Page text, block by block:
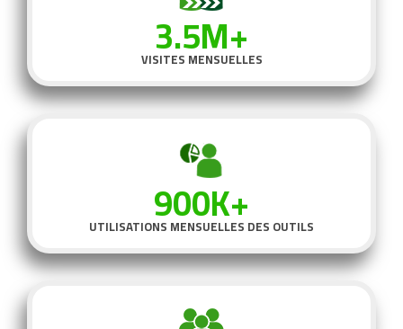
3.5M+
VISITES MENSUELLES
900K+
UTILISATIONS MENSUELLES DES OUTILS